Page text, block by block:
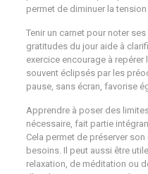
permet de diminuer la
Tenir un carnet pour noter
gratitudes du jour aide à
exercice encourage à
souvent éclipsés par les
pause, sans écran, favorise
Apprendre à poser des
nécessaire, fait partie
Cela permet de préserver
besoins. Il peut aussi être
relaxation, de méditation ou